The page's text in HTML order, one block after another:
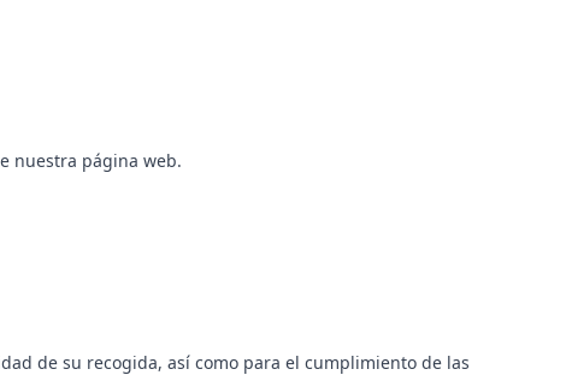
nuestra página web.
de su recogida, así como para el cumplimiento de las